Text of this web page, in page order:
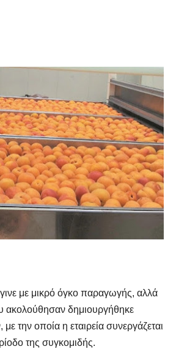
με μικρό όγκο παραγωγής, αλλά
ακολούθησαν δημιουργήθηκε
την οποία η εταιρεία συνεργάζεται
της συγκομιδής.